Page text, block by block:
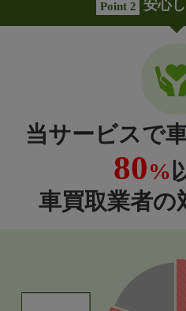
Point 2 安心
当サービスで
80%
車買取業者の